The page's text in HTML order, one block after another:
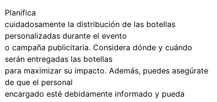
Planifica
cuidadosamente la distribución de las botellas
personalizadas durante el evento
o campaña publicitaria. Considera dónde y cuándo
serán entregadas las botellas
para maximizar su impacto. Además, puedes asegúrate
de que el personal
encargado esté debidamente informado y pueda